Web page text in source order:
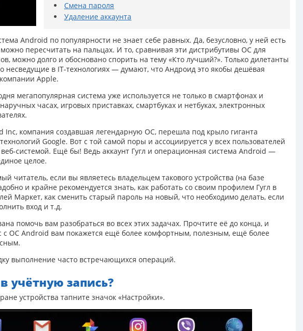
Смена пароля
Удаление аккаунта
Android по популярности не знает себе равных. Да, безусловно, у ней есть
пересчитать на пальцах. И то, сравнивая эти дистрибутивы ОС для
можно долго и обосновано спорить на тему «Кто лучший?». Только дилетанты
в IT-технологиях — думают, что Андроид это якобы дешёвая
Apple.
мегапопулярная система уже используется не только в смартфонах и
часах, игровых приставках, смартбуках и нетбуках, электронных
Inc, компания создавшая легендарную ОС, перешла под крыло гиганта
Google. Вот с той самой поры и ассоциируется у всех пользователей
системой. Ещё бы! Ведь аккаунт Гугл и операционная система Android —
целое.
читатель, если вы являетесь владельцем такового устройства (на базе
и крайне рекомендуется знать, как работать со своим профилем Гугл в
Маркет, как сменить старый пароль на новый, что необходимо делать, если
вход и т.д.
помочь вам разобраться во всех этих задачах. Прочтите её до конца, и
с ОС Android вам покажется ещё более комфортным, полезным, ещё более
выполнение часто встречающихся операций.
учётную запись?
устройства тапните значок «Настройки».